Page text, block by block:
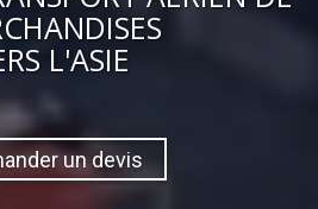
L'ASIE
un devis